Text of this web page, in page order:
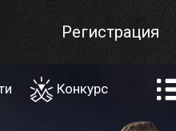
Регистрация
Конкурс